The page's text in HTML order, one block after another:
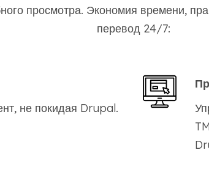
просмотра. Экономия времени,
перевод 24/7:
не покидая Drupal.